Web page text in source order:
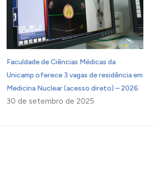
Faculdade de Ciências Médicas da
Unicamp oferece 3 vagas de residência em
Medicina Nuclear (acesso direto) – 2026
30 de setembro de 2025